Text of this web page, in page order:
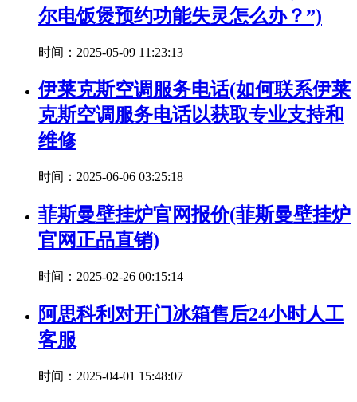
尔电饭煲预约功能失灵怎么办？”)
时间：2025-05-09 11:23:13
伊莱克斯空调服务电话(如何联系伊莱
克斯空调服务电话以获取专业支持和
维修
时间：2025-06-06 03:25:18
菲斯曼壁挂炉官网报价(菲斯曼壁挂炉
官网正品直销)
时间：2025-02-26 00:15:14
阿思科利对开门冰箱售后24小时人工
客服
时间：2025-04-01 15:48:07